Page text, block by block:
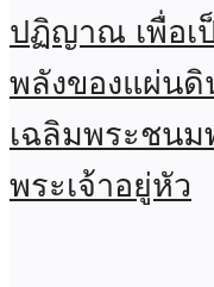
ปฏิญาณ เพื่อเ
พลังของแผ่นดิ
เฉลิมพระชนม
พระเจ้าอยู่หัว